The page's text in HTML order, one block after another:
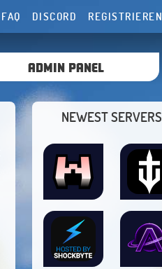
FAQ DISCORD REGISTRIEREN
ADMIN PANEL
NEWEST SERVERS